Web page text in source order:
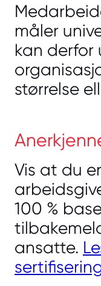
måler
kan derfor
størrelse
Vis at du
100 %
ansatte.